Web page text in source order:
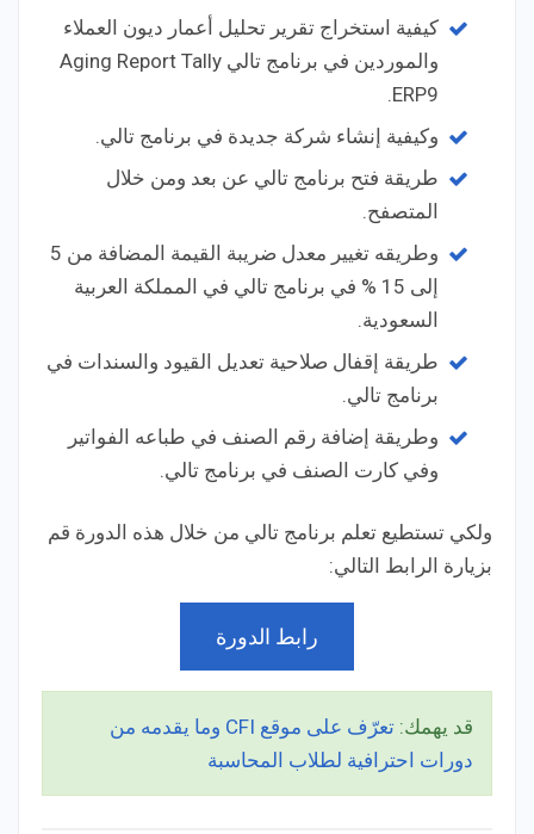
كيفية استخراج تقرير تحليل أعمار ديون العملاء
والموردين في برنامج تالي Aging Report Tally
ERP9.
وكيفية إنشاء شركة جديدة في برنامج تالي.
طريقة فتح برنامج تالي عن بعد ومن خلال
المتصفح.
وطريقه تغيير معدل ضريبة القيمة المضافة من 5
إلى 15 % في برنامج تالي في المملكة العربية
السعودية.
طريقة إقفال صلاحية تعديل القيود والسندات في
برنامج تالي.
وطريقة إضافة رقم الصنف في طباعه الفواتير
وفي كارت الصنف في برنامج تالي.
ولكي تستطيع تعلم برنامج تالي من خلال هذه الدورة قم
بزيارة الرابط التالي:
رابط الدورة
قد يهمك:
تعرّف على موقع CFI وما يقدمه من
دورات احترافية لطلاب المحاسبة